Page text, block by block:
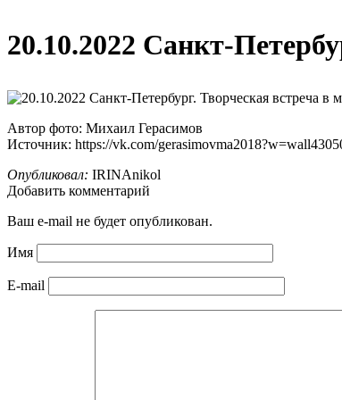
20.10.2022 Санкт-
Автор фото: Михаил Герасимов
Источник: https://vk.com/
Опубликовал: IRINAnikol
Добавить комментарий
Ваш e-mail не будет опубликован.
Имя
E-mail